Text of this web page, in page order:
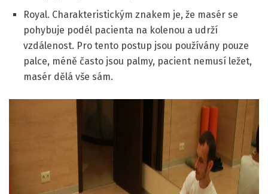
Royal. Charakteristickým znakem je, že masér se
pohybuje podél pacienta na kolenou a udrží
vzdálenost. Pro tento postup jsou používány pouze
palce, méně často jsou palmy, pacient nemusí ležet,
masér dělá vše sám.